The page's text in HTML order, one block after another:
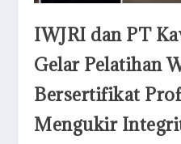
IWJRI dan PT
Gelar Pelatihan
Bersertifikat
Mengukir